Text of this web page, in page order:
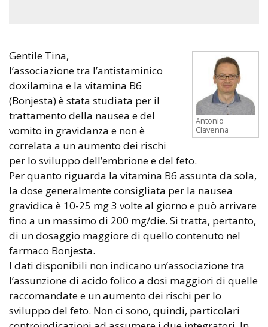
Antonio
Clavenna
Gentile Tina,
l’associazione tra l’antistaminico
doxilamina e la vitamina B6
(Bonjesta) è stata studiata per il
trattamento della nausea e del
vomito in gravidanza e non è
correlata a un aumento dei rischi
per lo sviluppo dell’embrione e del feto.
Per quanto riguarda la vitamina B6 assunta da sola,
la dose generalmente consigliata per la nausea
gravidica è 10-25 mg 3 volte al giorno e può arrivare
fino a un massimo di 200 mg/die. Si tratta, pertanto,
di un dosaggio maggiore di quello contenuto nel
farmaco Bonjesta.
I dati disponibili non indicano un’associazione tra
l’assunzione di acido folico a dosi maggiori di quelle
raccomandate e un aumento dei rischi per lo
sviluppo del feto. Non ci sono, quindi, particolari